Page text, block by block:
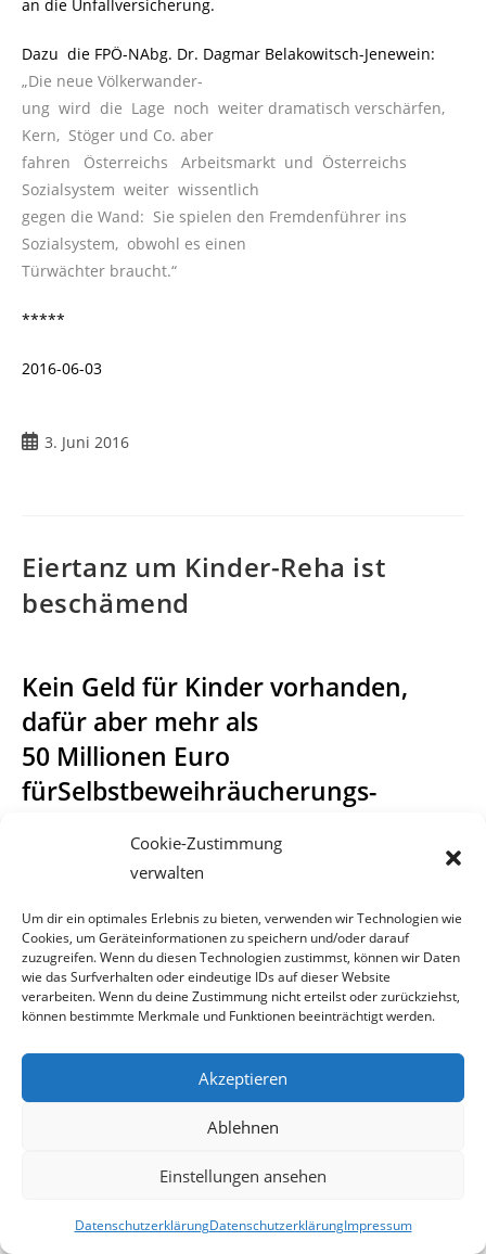
Cookie-Zustimmung
verwalten
Um dir ein optimales Erlebnis zu bieten, verwenden wir Technologien wie
Cookies, um Geräteinformationen zu speichern und/oder darauf
zuzugreifen. Wenn du diesen Technologien zustimmst, können wir Daten
wie das Surfverhalten oder eindeutige IDs auf dieser Website
verarbeiten. Wenn du deine Zustimmung nicht erteilst oder zurückziehst,
können bestimmte Merkmale und Funktionen beeinträchtigt werden.
Akzeptieren
Ablehnen
Einstellungen ansehen
DatenschutzerklärungDatenschutzerklärungImpressum
an die Unfallversicherung.
Dazu die FPÖ-NAbg. Dr. Dagmar Belakowitsch-Jenewein:
„Die neue Völkerwander-
ung wird die Lage noch weiter dramatisch verschärfen,
Kern, Stöger und Co. aber
fahren Österreichs Arbeitsmarkt und Österreichs
Sozialsystem weiter wissentlich
gegen die Wand: Sie spielen den Fremdenführer ins
Sozialsystem, obwohl es einen
Türwächter braucht.“
*****
2016-06-03
3. Juni 2016
Eiertanz um Kinder-Reha ist
beschämend
Kein Geld für Kinder vorhanden,
dafür aber mehr als
50 Millionen Euro
fürSelbstbeweihräucherungs-
„Dass im Jahre 2015 ernsthaft über die Errichtung von
werden muss, ist für alle Beteiligten beschämend“, sagte
die freiheitliche Gesundheits-
sprecherin und Vorsitzende des parlamentarischen
Gesundheitsausschusses NAbg. Dr.
dass im Hauptverband der
Sozialversicherungsträger davon gesprochen werde,
dass man „im Zeitplan“ sei,
Behandlung ins Ausland bringen